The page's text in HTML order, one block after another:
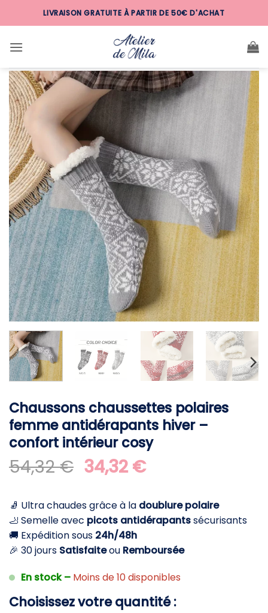
LIVRAISON GRATUITE À PARTIR DE 50€ D'ACHAT
Chaussons chaussettes polaires
femme antidérapants hiver –
confort intérieur cosy
54,32€ Le
prix
initial
était :
54,32 €.
34,32 €Le
actuel
est :
34,32 €.
🧦 Ultra chaudes grâce à la doublure polaire
🦶 Semelle avec picots antidérapantssécurisants
🚚 Expédition sous 24h/48h
🎉 30 jours Satisfaiteou Remboursée
En stock – Moins de 10 disponibles
Choisissez votre quantité :